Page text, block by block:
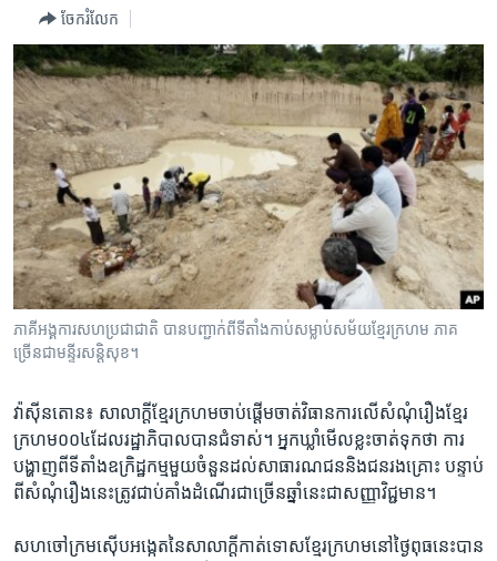
រំលង​
និង​
ចូល​
ទៅ​
ទំព័រ​
រចនា
សម្ព័ន្ធ​
រំលង​
និង​
ទៅ​
ទំព័រ​
រក
កម្ពុជាច្នៃប្រតិដ្ឋ
ព្រឹត្តិការណ៍ព័ត៌មាន
ទូរទស្សន៍ / វីដេអូ​
វិទ្យុ / ផតខាសថ៍
កម្មវិធីទាំងអស់
Khmer English
បណ្តាញ​សង្គម
ភាសា
ចែករំលែក
ភាគី​​​អង្គការ​​​សហប្រជាជាតិ ​បាន​​​បញ្ជាក់​ពី​​​ទីតាំង​កាប់​​​សម្លាប់​សម័យ​ខ្មែរក្រហម​ ភាគ​​​
ច្រើន​ជា​​​មន្ទីរ​សន្តិសុខ។
វ៉ាស៊ីនតោន៖ សាលាក្តី​ខ្មែរ​ក្រហម​ចាប់ផ្តើម​ចាត់​វិធានការ​លើ​សំណុំ​រឿង​ខ្មែរ
ក្រហម​០០៤​ដែល​រដ្ឋាភិបាល​បាន​ជំទាស់។​ អ្នក​ឃ្លាំ​មើល​ខ្លះ​ចាត់​ទុក​ថា​ ការ​
បង្ហាញ​ពី​ទី​តាំង​ឧក្រិដ្ឋកម្ម​មួយ​ចំនួន​ដល់​សាធារណជន​និង​ជន​រងគ្រោះ​ បន្ទាប់​
ពី​សំណុំរឿង​នេះ​ត្រូវ​ជាប់គាំង​ដំណើរ​ជា​ច្រើន​ឆ្នាំ​នេះ​ជា​សញ្ញា​វិជ្ជមាន។
សហចៅក្រម​ស៊ើបអង្កេត​នៃ​សាលាក្តី​កាត់ទោស​ខ្មែរក្រហម​នៅ​ថ្ងៃ​ពុធ​នេះ​បាន​